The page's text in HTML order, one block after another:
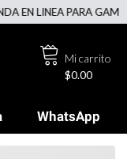
LINEA PARA GAMERS -
Mi carrito
$0.00
WhatsApp